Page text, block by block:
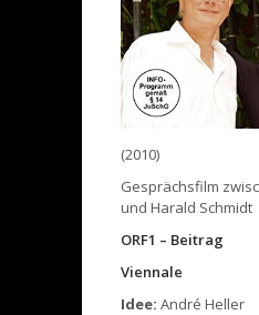
(2010)
Gesprächsfilm
und Harald Schmidt
ORF1 – Beitrag
Viennale
Idee: André Heller